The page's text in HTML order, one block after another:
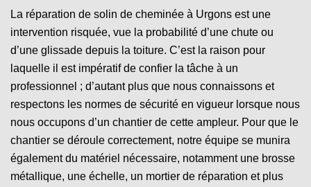
La réparation de solin de cheminée à Urgons est une
intervention risquée, vue la probabilité d’une chute ou
d’une glissade depuis la toiture. C’est la raison pour
laquelle il est impératif de confier la tâche à un
professionnel ; d’autant plus que nous connaissons et
respectons les normes de sécurité en vigueur lorsque nous
nous occupons d’un chantier de cette ampleur. Pour que le
chantier se déroule correctement, notre équipe se munira
également du matériel nécessaire, notamment une brosse
métallique, une échelle, un mortier de réparation et plus